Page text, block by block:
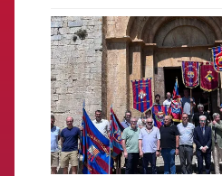
FCB Barcelona badge